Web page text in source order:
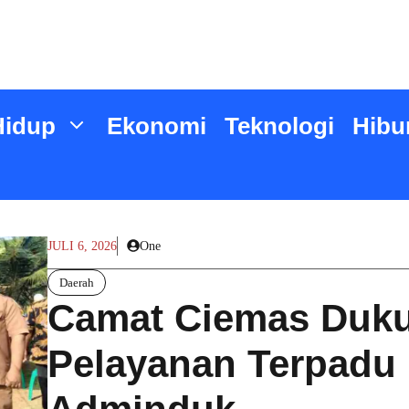
Ekonomi Teknologi
JULI 6, 2026 One
Daerah
Camat Ciemas
Pelayanan